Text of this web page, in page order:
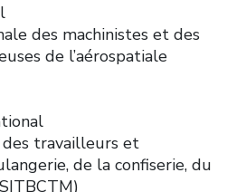
des machinistes et des
de l’aérospatiale
travailleurs et
de la confiserie, du